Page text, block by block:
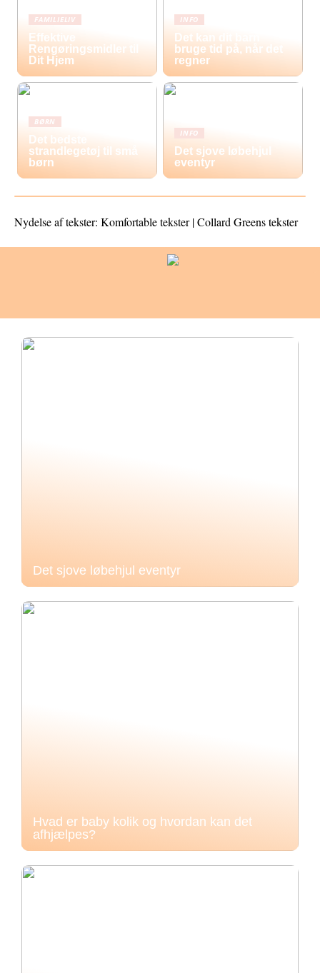
FAMILIELIV
Effektive
Rengøringsmidler til
Dit Hjem
INFO
Det kan dit barn
bruge tid på, når det
regner
BØRN
Det bedste
strandlegetøj til små
børn
INFO
Det sjove løbehjul
eventyr
Nydelse af tekster: Komfortable tekster | Collard Greens tekster
Det sjove løbehjul eventyr
Hvad er baby kolik og hvordan kan det
afhjælpes?